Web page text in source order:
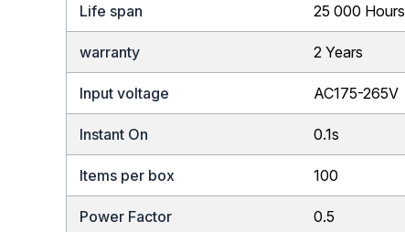
Life span 25 000 Hours
warranty 2 Years
Input voltage AC175-265V
Instant On 0.1s
Items per box 100
Power Factor 0.5